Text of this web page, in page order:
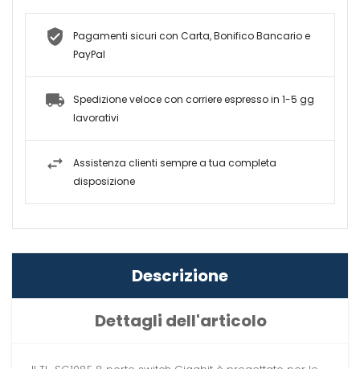
Pagamenti sicuri con Carta, Bonifico Bancario e
PayPal
Spedizione veloce con corriere espresso in 1-5 gg
lavorativi
Assistenza clienti sempre a tua completa
disposizione
Descrizione
Dettagli dell'articolo